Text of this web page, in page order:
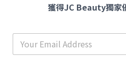
獲得JC Beauty獨家